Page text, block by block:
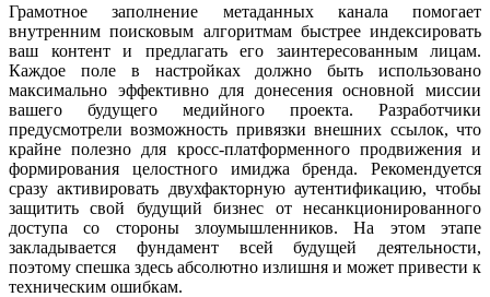
Грамотное заполнение метаданных канала помогает
внутренним поисковым алгоритмам быстрее индексировать
ваш контент и предлагать его заинтересованным лицам.
Каждое поле в настройках должно быть использовано
максимально эффективно для донесения основной миссии
вашего будущего медийного проекта. Разработчики
предусмотрели возможность привязки внешних ссылок, что
крайне полезно для кросс-платформенного продвижения и
формирования целостного имиджа бренда. Рекомендуется
сразу активировать двухфакторную аутентификацию, чтобы
защитить свой будущий бизнес от несанкционированного
доступа со стороны злоумышленников. На этом этапе
закладывается фундамент всей будущей деятельности,
поэтому спешка здесь абсолютно излишня и может привести к
техническим ошибкам.